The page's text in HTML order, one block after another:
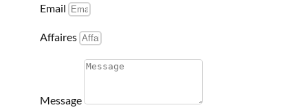
Email
Affaires
Message